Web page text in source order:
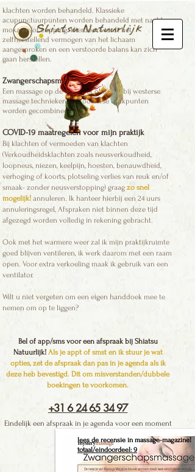
klachten worden behandeld. Klassieke
acupunctuurpunten worden behandeld met naalden,
moxa en/of cupping. Hierdoor wordt het
zelfherstellend vermogen van het lichaam
aangesproken en een verstoorde balans kan zich
gaan herstellen.
Zwangerschapsmassage
Een massage op de tafel met olie waarbij westerse
massage technieken met oosterse drukpunten
worden gecombineerd.
COVID-19 maatregelen voor mijn praktijk
Bij klachten of vermoeden van klachten
(Verkoudheidsklachten zoals neusverkoudheid,
loopneus, niezen, keelpijn, hoesten, benauwdheid,
verhoging of koorts, plotseling verlies van reuk en/of
smaak- zonder neusverstopping) graag zo snel
mogelijk! annuleren. Ik hanteer hierbij een 24 uurs
annuleringsregel, Afspraken niet binnen deze tijd
afgezegd worden volledig in rekening gebracht.
Ook met het warmere weer zal ik mijn praktijkruimte
goed blijven ventileren, ik werk daarom met een raam
open. Voor extra verkoeling maak ik gebruik van een
ventilator.
Wilt u niet vergeten om een eigen handdoek mee te
nemen om op te liggen?
Bel of app/sms voor een afspraak bij Shiatsu
Natuurlijk! Als je appt of smst en ik stuur je wat
opties, zet de afspraak dan pas in je agenda als ik
deze heb bevestigd. Dit om misverstanden/dubbele
boekingen te voorkomen.
+31 6 24 65 34 97
Eindelijk een afspraak in je agenda voor een moment
voor jezelf
lees de recensie in massage-magazine!
totaal/eindoordeel: 9